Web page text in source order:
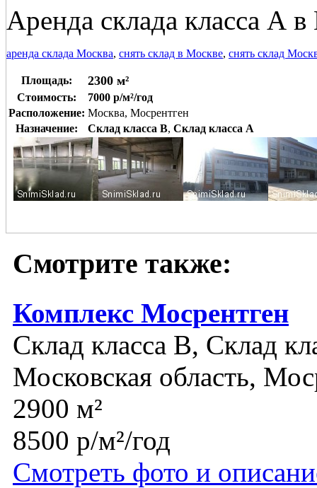
Аренда склада класса А
аренда склада Москва, снять склад в Москве, снять склад
Площадь: 2300 м²
Стоимость:
7000 р/м²/год
Расположение: Москва, Мосрентген
Назначение:
Склад класса B, Склад класса A
Смотрите также:
Комплекс Мосрентген
Склад класса B, Склад
Московская область,
2900 м²
8500 р/м²/год
Смотреть фото и